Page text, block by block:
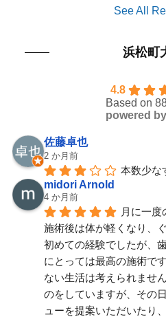
See All
浜松町
4.8
Based on
powered by
佐藤卓也
2 か月前
本数少な
midori Arnold
4 か月前
月に一度
施術後は体が軽くなり、
初めての経験でしたが、
にとっては最高の施術で
ない生活は考えられませ
のをしていますが、その
ューを提案いただいたり